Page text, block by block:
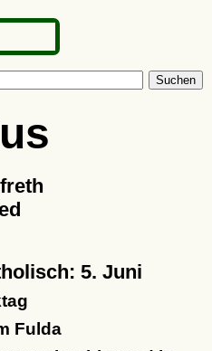
Suchen
5. Juni
Fulda